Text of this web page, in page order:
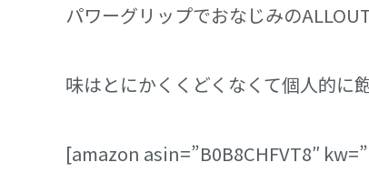
パワーグリップでおなじみの
味はとにかくくどくなくて個人的に
[amazon asin=”B0B8CHFVT8″